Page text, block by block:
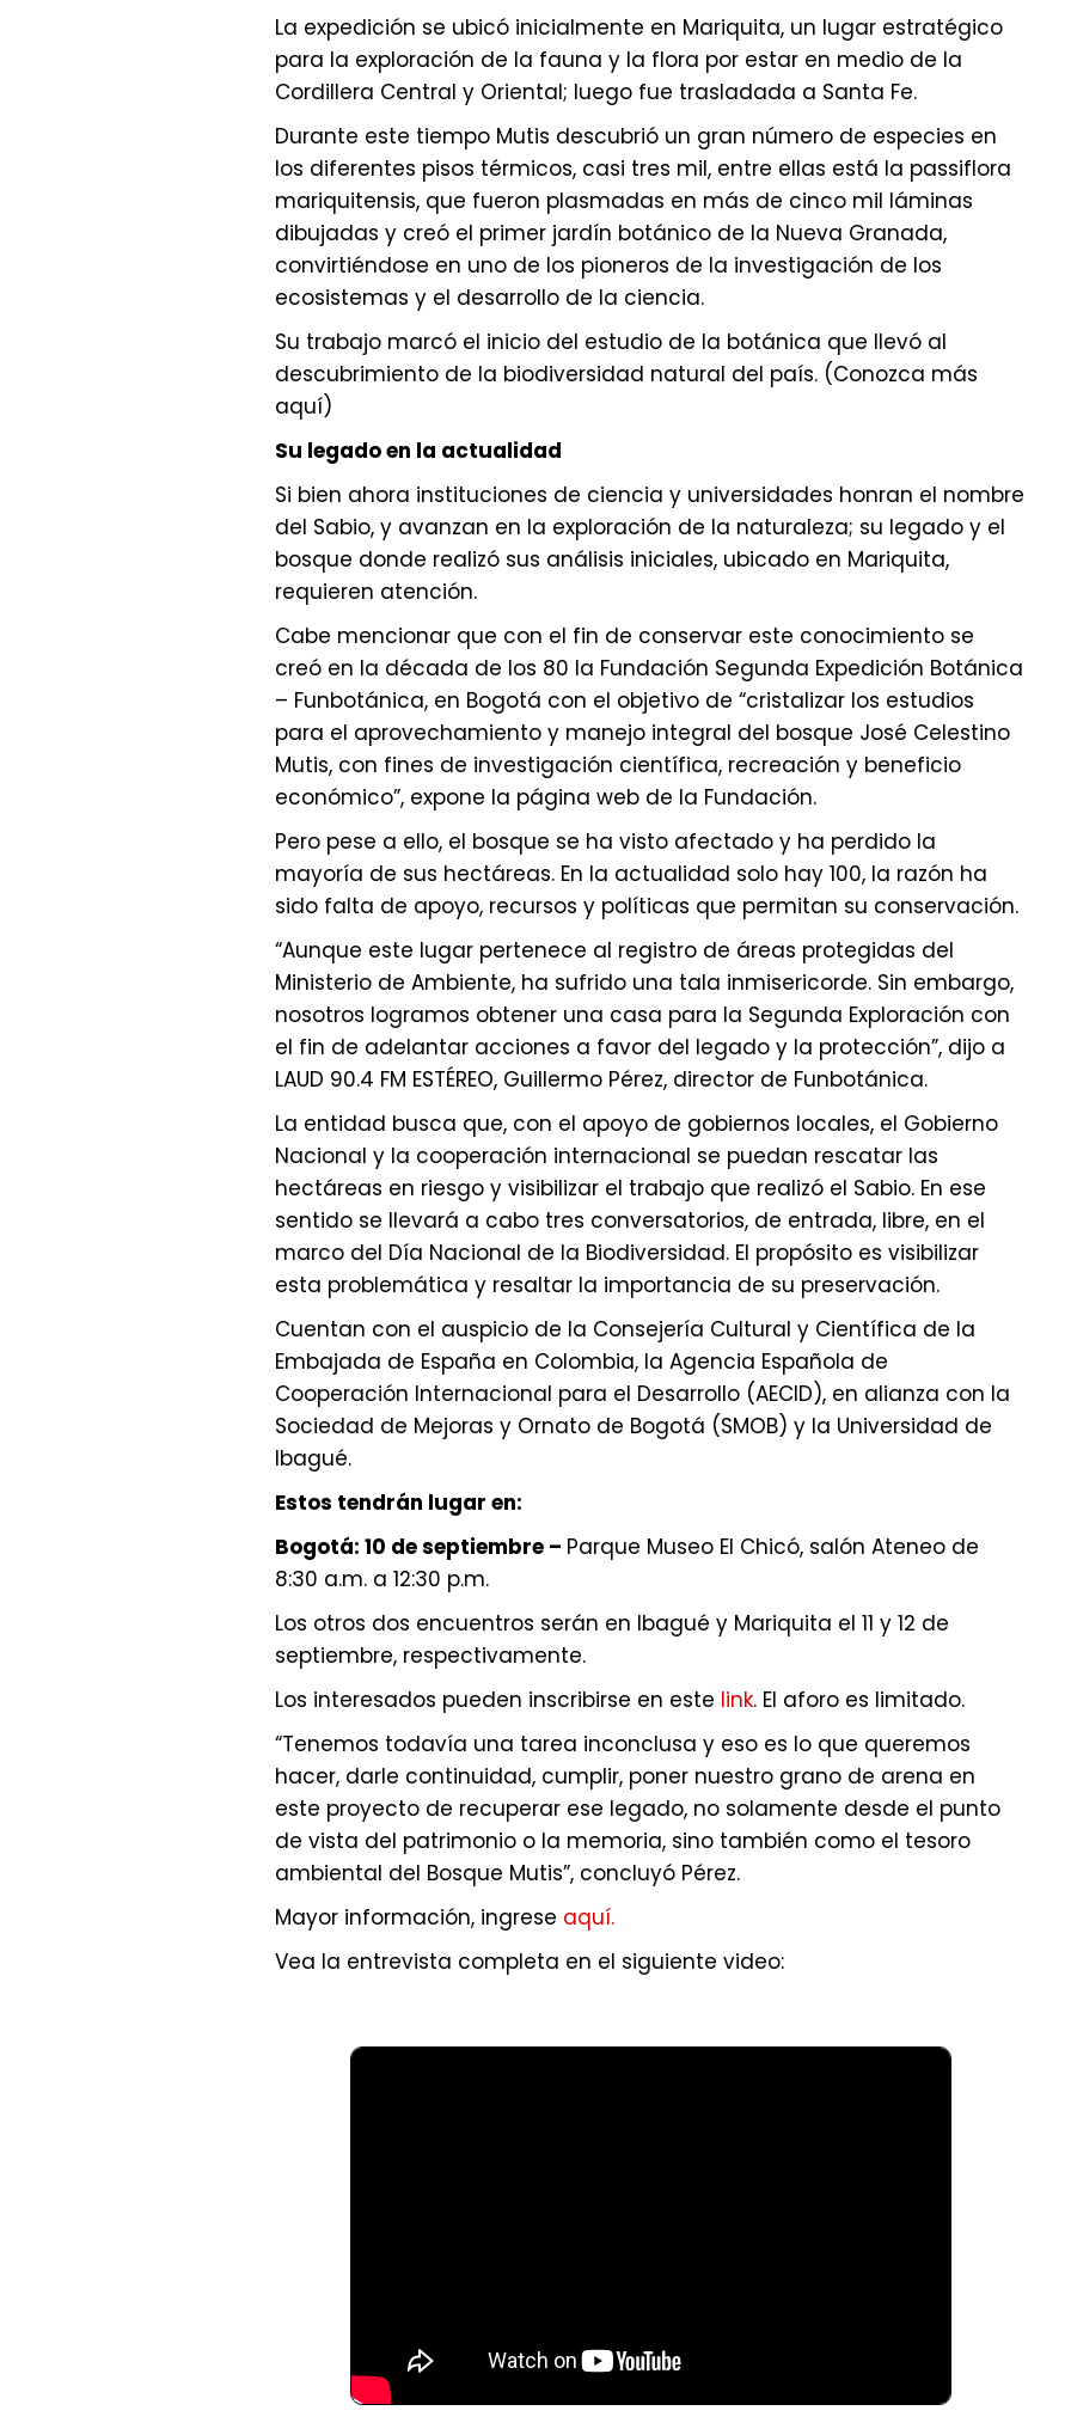
La expedición se ubicó inicialmente en Mariquita, un lugar estratégico
para la exploración de la fauna y la flora por estar en medio de la
Cordillera Central y Oriental; luego fue trasladada a Santa Fe.
Durante este tiempo Mutis descubrió un gran número de especies en
los diferentes pisos térmicos, casi tres mil, entre ellas está la passiflora
mariquitensis, que fueron plasmadas en más de cinco mil láminas
dibujadas y creó el primer jardín botánico de la Nueva Granada,
convirtiéndose en uno de los pioneros de la investigación de los
ecosistemas y el desarrollo de la ciencia.
Su trabajo marcó el inicio del estudio de la botánica que llevó al
descubrimiento de la biodiversidad natural del país. (Conozca más
aquí)
Su legado en la actualidad
Si bien ahora instituciones de ciencia y universidades honran el nombre
del Sabio, y avanzan en la exploración de la naturaleza; su legado y el
bosque donde realizó sus análisis iniciales, ubicado en Mariquita,
requieren atención.
Cabe mencionar que con el fin de conservar este conocimiento se
creó en la década de los 80 la Fundación Segunda Expedición Botánica
– Funbotánica, en Bogotá con el objetivo de “cristalizar los estudios
para el aprovechamiento y manejo integral del bosque José Celestino
Mutis, con fines de investigación científica, recreación y beneficio
económico”, expone la página web de la Fundación.
Pero pese a ello, el bosque se ha visto afectado y ha perdido la
mayoría de sus hectáreas. En la actualidad solo hay 100, la razón ha
sido falta de apoyo, recursos y políticas que permitan su conservación.
“Aunque este lugar pertenece al registro de áreas protegidas del
Ministerio de Ambiente, ha sufrido una tala inmisericorde. Sin embargo,
nosotros logramos obtener una casa para la Segunda Exploración con
el fin de adelantar acciones a favor del legado y la protección”, dijo a
LAUD 90.4 FM ESTÉREO, Guillermo Pérez, director de Funbotánica.
La entidad busca que, con el apoyo de gobiernos locales, el Gobierno
Nacional y la cooperación internacional se puedan rescatar las
hectáreas en riesgo y visibilizar el trabajo que realizó el Sabio. En ese
sentido se llevará a cabo tres conversatorios, de entrada, libre, en el
marco del Día Nacional de la Biodiversidad. El propósito es visibilizar
esta problemática y resaltar la importancia de su preservación.
Cuentan con el auspicio de la Consejería Cultural y Científica de la
Embajada de España en Colombia, la Agencia Española de
Cooperación Internacional para el Desarrollo (AECID), en alianza con la
Sociedad de Mejoras y Ornato de Bogotá (SMOB) y la Universidad de
Ibagué.
Estos tendrán lugar en:
Bogotá: 10 de septiembre – Parque Museo El Chicó, salón Ateneo de
8:30 a.m. a 12:30 p.m.
Los otros dos encuentros serán en Ibagué y Mariquita el 11 y 12 de
septiembre, respectivamente.
Los interesados pueden inscribirse en este link. El aforo es limitado.
“Tenemos todavía una tarea inconclusa y eso es lo que queremos
hacer, darle continuidad, cumplir, poner nuestro grano de arena en
este proyecto de recuperar ese legado, no solamente desde el punto
de vista del patrimonio o la memoria, sino también como el tesoro
ambiental del Bosque Mutis”, concluyó Pérez.
Mayor información, ingrese aquí.
Vea la entrevista completa en el siguiente video: